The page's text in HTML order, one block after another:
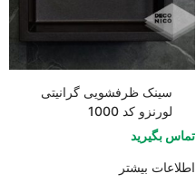
سینک ظرفشویی گرانیتی
لورنزو کد 1000
تماس بگیرید
اطلاعات بیشتر